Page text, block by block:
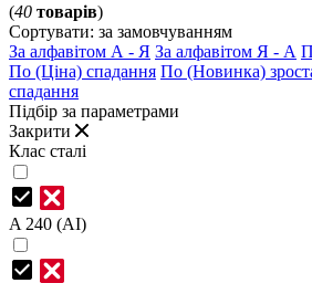
(40 товарів)
Сортувати: за замовчуванням
За алфавітом А - Я За алфавітом Я - А
По (Ціна) спадання По (Новинка)
спадання
Підбір за параметрами
Закрити
Клас сталі
A 240 (AI)